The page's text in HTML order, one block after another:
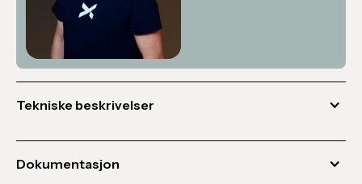
Tekniske beskrivelser
Helgummiert, helsyntetisk brann- og industrislange,
type Guardman. Dimensjon: 4" / 102 mm, lengde 25 m,
koblinger: Storz A. Produsert i kontinuerlig prosess
Dokumentasjon